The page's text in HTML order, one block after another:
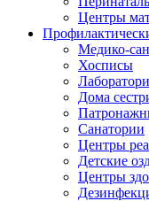
Центры
Медико-
Хосписы
Дома
Санатории
Центры
Детские
Центры